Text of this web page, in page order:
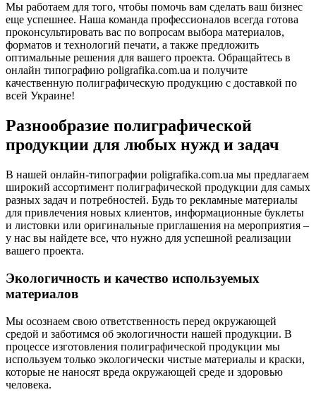
Мы работаем для того, чтобы помочь вам сделать ваш бизнес
еще успешнее. Наша команда профессионалов всегда готова
проконсультировать вас по вопросам выбора материалов,
форматов и технологий печати, а также предложить
оптимальные решения для вашего проекта. Обращайтесь в
онлайн типографию poligrafika.com.ua и получите
качественную полиграфическую продукцию с доставкой по
всей Украине!
Разнообразие полиграфической
продукции для любых нужд и задач
В нашей онлайн-типографии poligrafika.com.ua мы предлагаем
широкий ассортимент полиграфической продукции для самых
разных задач и потребностей. Будь то рекламные материалы
для привлечения новых клиентов, информационные буклеты
и листовки или оригинальные приглашения на мероприятия –
у нас вы найдете все, что нужно для успешной реализации
вашего проекта.
Экологичность и качество используемых
материалов
Мы осознаем свою ответственность перед окружающей
средой и заботимся об экологичности нашей продукции. В
процессе изготовления полиграфической продукции мы
используем только экологически чистые материалы и краски,
которые не наносят вреда окружающей среде и здоровью
человека.